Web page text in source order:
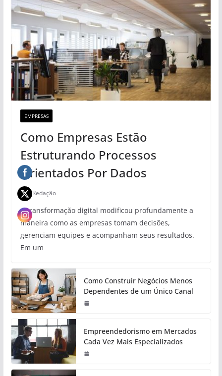
EMPRESAS
Como Empresas Estão
Estruturando Processos
Orientados Por Dados
Redação
A transformação digital modificou profundamente a
maneira como as empresas tomam decisões,
gerenciam equipes e acompanham seus resultados.
Em um
Como Construir Negócios Menos
Dependentes de um Único Canal
Empreendedorismo em Mercados
Cada Vez Mais Especializados